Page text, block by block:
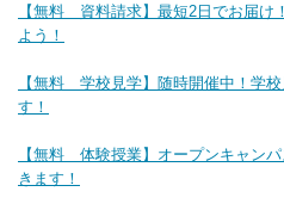
【無料 資料請求】最短2日でお届け
よう！
【無料 学校見学】随時開催中！学
す！
【無料 体験授業】オープンキャン
きます！